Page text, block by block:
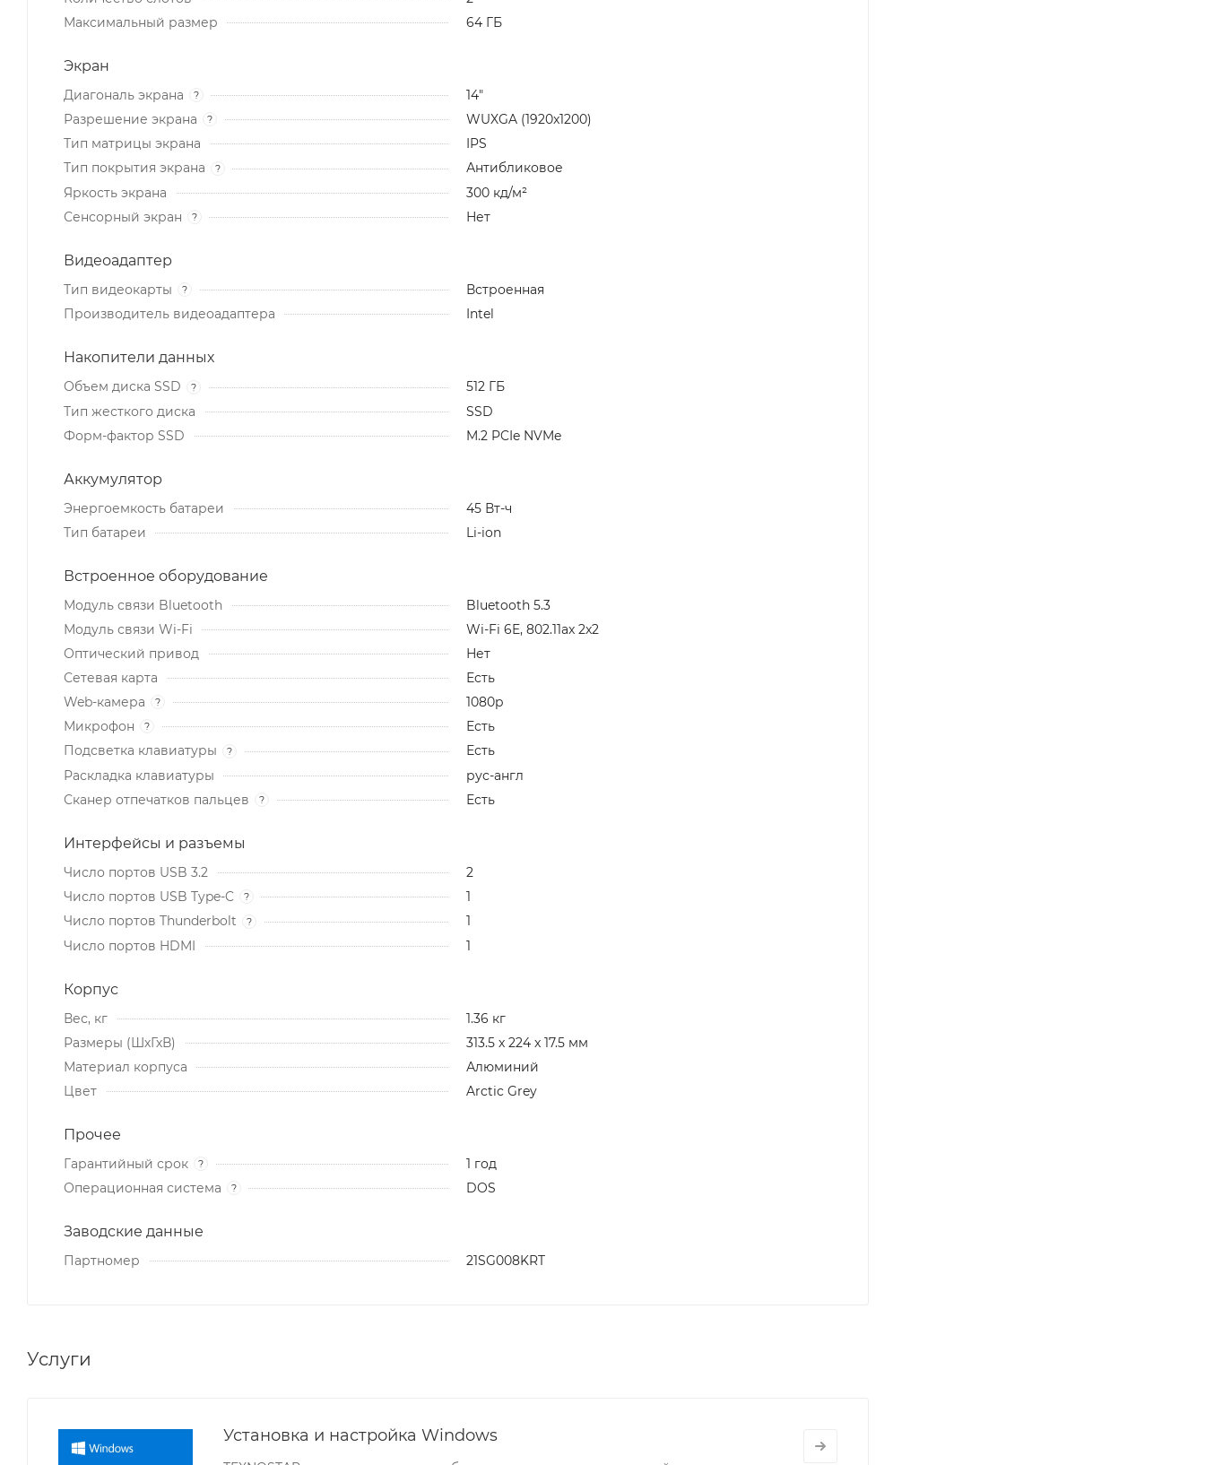
Максимальный размер
64 ГБ
Экран
Диагональ экрана ?
14"
Разрешение экрана
?
WUXGA (1920x1200)
Тип матрицы экрана
IPS
Тип покрытия экрана
?
Антибликовое
Яркость экрана
300 кд/м²
Сенсорный экран
? Нет
Видеоадаптер
Тип видеокарты ?
Встроенная
Производитель видеоадаптера
Intel
Накопители данных
Объем диска SSD ?
512 ГБ
Тип жесткого диска
SSD
Форм-фактор SSD
M.2 PCIe NVMe
Аккумулятор
Энергоемкость батареи
45 Вт-ч
Тип батареи
Li-ion
Встроенное оборудование
Модуль связи Bluetooth
Bluetooth 5.3
Модуль связи Wi-Fi
Wi-Fi 6E, 802.11ax 2x2
Оптический привод
Нет
Сетевая карта
Есть
Web-камера
?
1080p
Микрофон
?
Есть
Подсветка клавиатуры
?
Есть
Раскладка клавиатуры
рус-англ
Сканер отпечатков пальцев
? Есть
Интерфейсы и разъемы
Число портов USB 3.2
2
Число портов USB Type-C
?
1
Число портов Thunderbolt
?
1
Число портов HDMI
1
Корпус
Вес, кг
1.36 кг
Размеры (ШхГхВ)
313.5 x 224 x 17.5 мм
Материал корпуса
Алюминий
Цвет
Arctic Grey
Прочее
Гарантийный срок ?
1 год
Операционная система
? DOS
Заводские данные
Партномер 21SG008KRT
Услуги
Установка и настройка Windows